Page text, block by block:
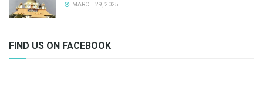
MARCH 29, 2025
FIND US ON FACEBOOK